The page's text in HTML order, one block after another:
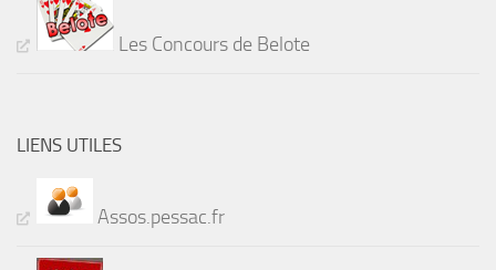
Les Concours de Belote
LIENS UTILES
Assos.pessac.fr